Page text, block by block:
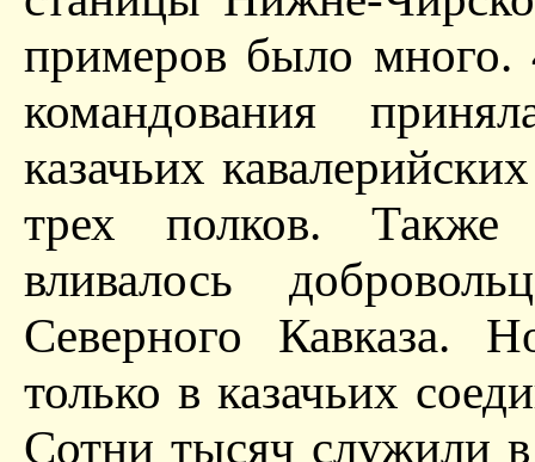
примеров было много.
командования
казачьих
трех полков. Также
вливалось
Северного Кавказа.
только в казачьих
Сотни тысяч служили